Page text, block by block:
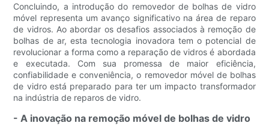
Concluindo, a introdução do removedor de bolhas de vidro
móvel representa um avanço significativo na área de reparo
de vidros. Ao abordar os desafios associados à remoção de
bolhas de ar, esta tecnologia inovadora tem o potencial de
revolucionar a forma como a reparação de vidros é abordada
e executada. Com sua promessa de maior eficiência,
confiabilidade e conveniência, o removedor móvel de bolhas
de vidro está preparado para ter um impacto transformador
na indústria de reparos de vidro.
- A inovação na remoção móvel de bolhas de vidro